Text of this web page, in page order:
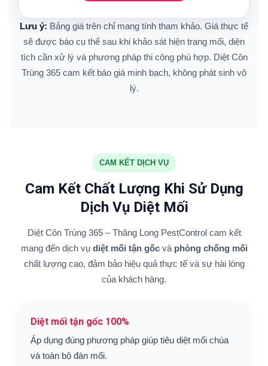
Lưu ý: Bảng giá trên chỉ mang tính tham khảo. Giá thực tế
sẽ được báo cụ thể sau khi khảo sát hiện trạng mối, diện
tích cần xử lý và phương pháp thi công phù hợp. Diệt Côn
Trùng 365 cam kết báo giá minh bạch, không phát sinh vô
lý.
CAM KẾT DỊCH VỤ
Cam Kết Chất Lượng Khi Sử Dụng
Dịch Vụ Diệt Mối
Diệt Côn Trùng 365 – Thăng Long PestControl cam kết
mang đến dịch vụ diệt mối tận gốcvà phòng chống mối
chất lượng cao, đảm bảo hiệu quả thực tế và sự hài lòng
của khách hàng.
Diệt mối tận gốc 100%
Áp dụng đúng phương pháp giúp tiêu diệt mối chúa
và toàn bộ đàn mối.